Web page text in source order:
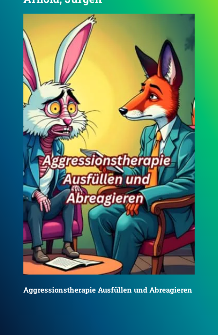
Aggressionstherapie Ausfüllen und Abreagieren